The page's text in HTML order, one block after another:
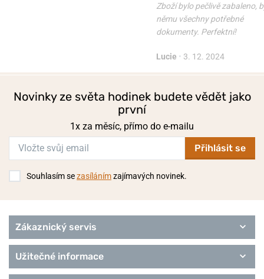
Zboží bylo pečlivě zabaleno,
němu všechny potřebné
dokumenty. Perfektní!
Lucie • 3. 12. 2024
Novinky ze světa hodinek budete vědět jako
první
1x za měsíc, přímo do e-mailu
Přihlásit se
Souhlasím sezasílánímzajímavých novinek.
Zákaznický servis
Užitečné informace